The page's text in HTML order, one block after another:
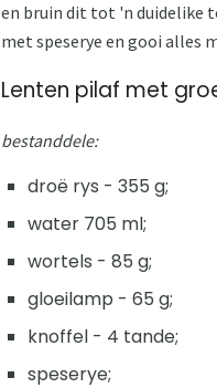
en bruin dit tot 'n duidelike
met speserye en gooi alles
Lenten pilaf met
bestanddele:
droë rys - 355 g;
water 705 ml;
wortels - 85 g;
gloeilamp - 65 g;
knoffel - 4 tande;
speserye;